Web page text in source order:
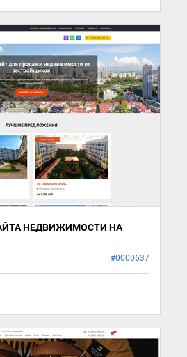
НЕДВИЖИМОСТИ НА
#0000637